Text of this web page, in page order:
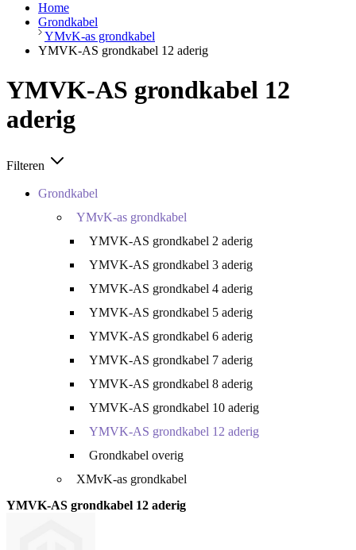
Home
Grondkabel
YMvK-as grondkabel
YMVK-AS grondkabel 12 aderig
YMVK-AS grondkabel 12
aderig
Filteren
Grondkabel
YMvK-as grondkabel
YMVK-AS grondkabel 2 aderig
YMVK-AS grondkabel 3 aderig
YMVK-AS grondkabel 4 aderig
YMVK-AS grondkabel 5 aderig
YMVK-AS grondkabel 6 aderig
YMVK-AS grondkabel 7 aderig
YMVK-AS grondkabel 8 aderig
YMVK-AS grondkabel 10 aderig
YMVK-AS grondkabel 12 aderig
Grondkabel overig
XMvK-as grondkabel
YMVK-AS grondkabel 12 aderig